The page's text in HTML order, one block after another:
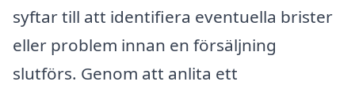
syftar till att identifiera eventuella brister
eller problem innan en försäljning
slutförs. Genom att anlita ett